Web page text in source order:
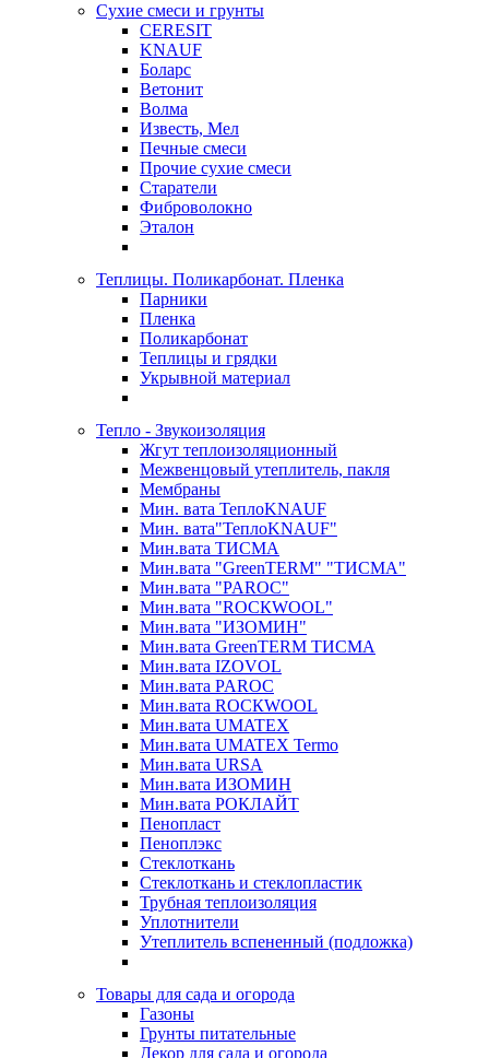
Сухие смеси и грунты
CERESIT
KNAUF
Боларс
Ветонит
Волма
Известь, Мел
Печные смеси
Прочие сухие смеси
Старатели
Фиброволокно
Эталон
Теплицы. Поликарбонат. Пленка
Парники
Пленка
Поликарбонат
Теплицы и грядки
Укрывной материал
Тепло - Звукоизоляция
Жгут теплоизоляционный
Межвенцовый утеплитель, пакля
Мембраны
Мин. вата ТеплоKNAUF
Мин. вата"ТеплоKNAUF"
Мин.вата ТИСМА
Мин.вата "GreenTERM" "ТИСМА"
Мин.вата "PAROC"
Мин.вата "ROCКWOOL"
Мин.вата "ИЗОМИН"
Мин.вата GreenTERM ТИСМА
Мин.вата IZOVOL
Мин.вата PAROC
Мин.вата ROCКWOOL
Мин.вата UMATEX
Мин.вата UMATEX Termo
Мин.вата URSA
Мин.вата ИЗОМИН
Мин.вата РОКЛАЙТ
Пенопласт
Пеноплэкс
Стеклоткань
Стеклоткань и стеклопластик
Трубная теплоизоляция
Уплотнители
Утеплитель вспененный (подложка)
Товары для сада и огорода
Газоны
Грунты питательные
Декор для сада и огорода